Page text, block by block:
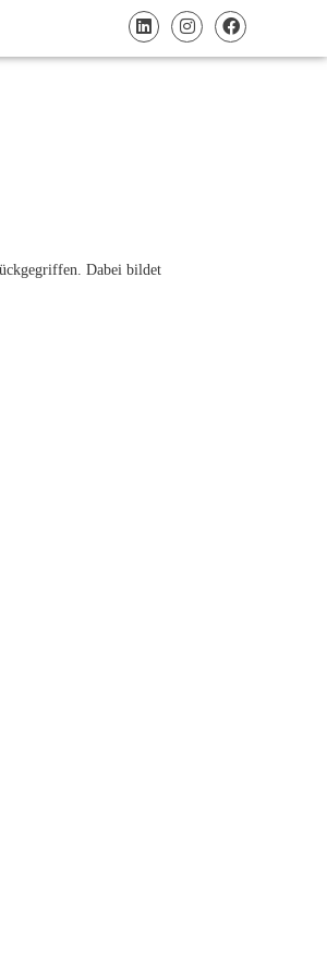
Dabei bildet